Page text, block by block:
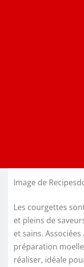
Image de
Les courgettes
et pleins de
et sains.
préparation
réaliser, idéale